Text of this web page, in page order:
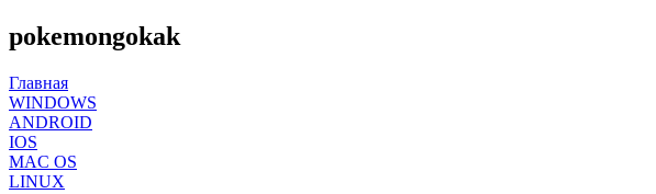
pokemongokak
Главная
WINDOWS
ANDROID
IOS
MAC OS
LINUX